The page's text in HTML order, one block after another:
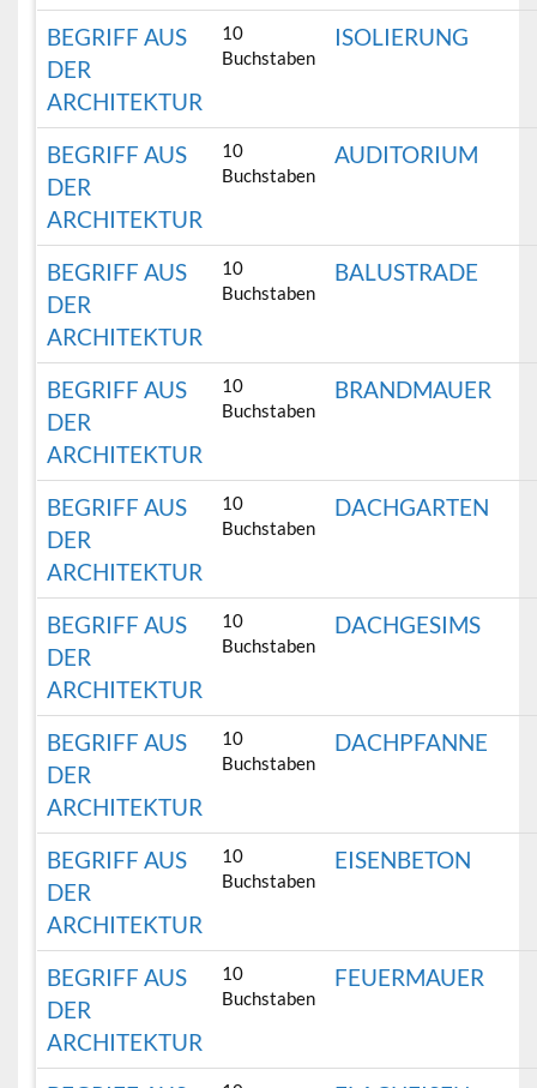
BEGRIFF AUS
DER
ARCHITEKTUR
10
Buchstaben
ISOLIERUNG
BEGRIFF AUS
DER
ARCHITEKTUR
10
Buchstaben
AUDITORIUM
BEGRIFF AUS
DER
ARCHITEKTUR
10
Buchstaben
BALUSTRADE
BEGRIFF AUS
DER
ARCHITEKTUR
10
Buchstaben
BRANDMAUER
BEGRIFF AUS
DER
ARCHITEKTUR
10
Buchstaben
DACHGARTEN
BEGRIFF AUS
DER
ARCHITEKTUR
10
Buchstaben
DACHGESIMS
BEGRIFF AUS
DER
ARCHITEKTUR
10
Buchstaben
DACHPFANNE
BEGRIFF AUS
DER
ARCHITEKTUR
10
Buchstaben
EISENBETON
BEGRIFF AUS
DER
ARCHITEKTUR
10
Buchstaben
FEUERMAUER